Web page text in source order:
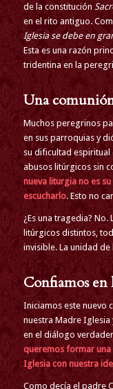
de la constitución
en el rito antiguo.
Iglesia se debe en
Esta es una razón
tridentina en la
Una
Muchos peregrinos
en sus parroquias y
su dificultad espiritual
abusos litúrgicos sin
nueva liturgia no es
escucharlo. Esto no
¿Es una tragedia?
litúrgicos distintos,
invisible. La unidad
Confiamos en
Iniciamos este nuevo
nuestra Madre Iglesia
en el diálogo
queremos formar
Iglesia con nuestra
Como decía el padre